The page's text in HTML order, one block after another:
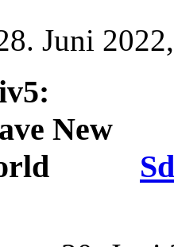
Juni 2022,